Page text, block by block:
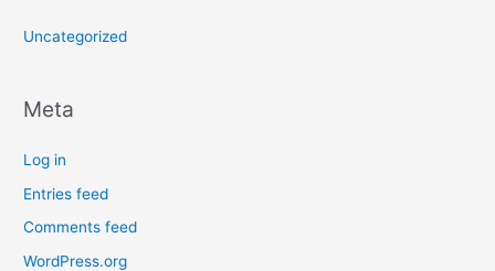
Uncategorized
Meta
Log in
Entries feed
Comments feed
WordPress.org